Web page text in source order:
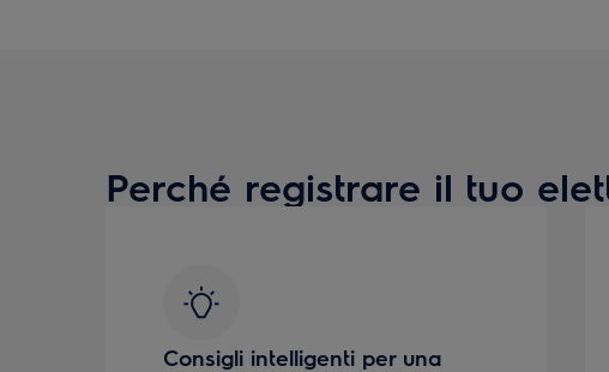
Perché registrare il tuo
Consigli intelligenti per una